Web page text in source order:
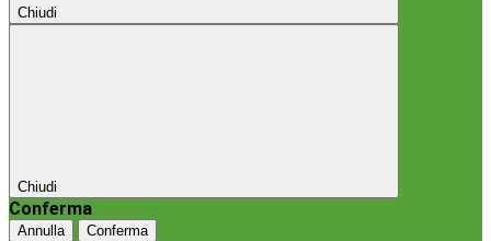
Chiudi
Chiudi
Conferma
Annulla Conferma